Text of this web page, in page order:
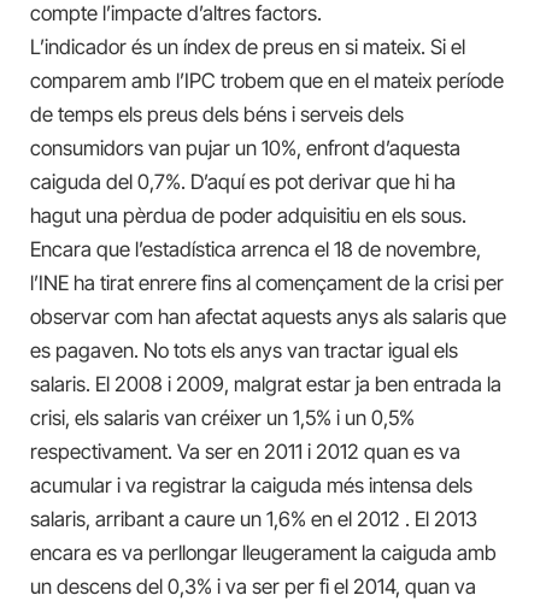
compte l’impacte d’altres factors.
L’indicador és un índex de preus en si mateix. Si el
comparem amb l’IPC trobem que en el mateix període
de temps els preus dels béns i serveis dels
consumidors van pujar un 10%, enfront d’aquesta
caiguda del 0,7%. D’aquí es pot derivar que hi ha
hagut una pèrdua de poder adquisitiu en els sous.
Encara que l’estadística arrenca el 18 de novembre,
l’INE ha tirat enrere fins al començament de la crisi per
observar com han afectat aquests anys als salaris que
es pagaven. No tots els anys van tractar igual els
salaris. El 2008 i 2009, malgrat estar ja ben entrada la
crisi, els salaris van créixer un 1,5% i un 0,5%
respectivament. Va ser en 2011 i 2012 quan es va
acumular i va registrar la caiguda més intensa dels
salaris, arribant a caure un 1,6% en el 2012 . El 2013
encara es va perllongar lleugerament la caiguda amb
un descens del 0,3% i va ser per fi el 2014, quan va